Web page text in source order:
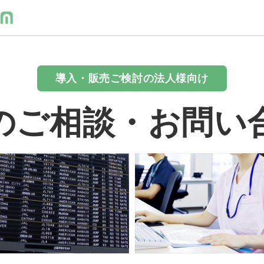
導入・販売ご検討の法人様向け
ご相談・お問い